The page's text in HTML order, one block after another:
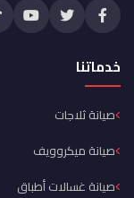
خدماتنا
صيانة ثلاجات
صيانة ميكروويف
صيانة غسالات أطباق